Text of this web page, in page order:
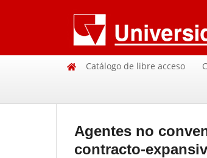
Catálogo de libre acceso
Agentes no
contracto-